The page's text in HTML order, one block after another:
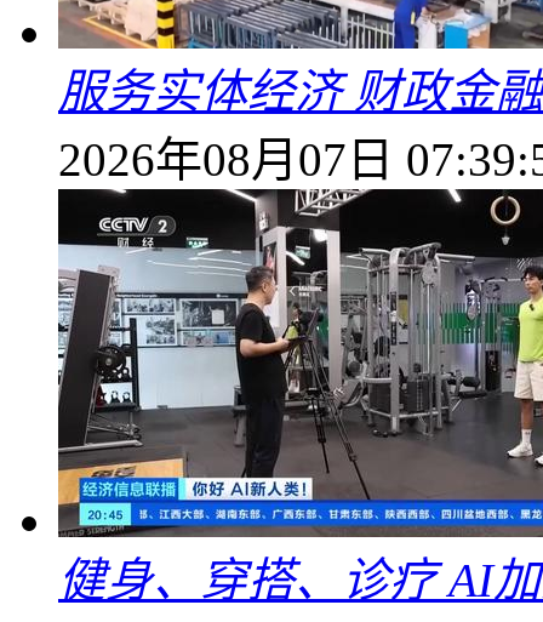
服务实体经济 财政金
2026年08月07日
健身、穿搭、诊疗 AI